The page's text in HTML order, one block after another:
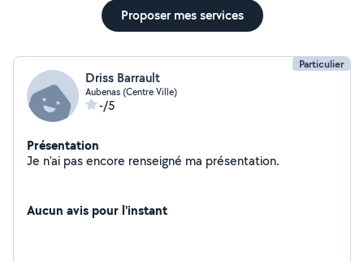
Proposer mes services
Particulier
Driss Barrault
Aubenas (Centre Ville)
-/5
Présentation
Je n'ai pas encore renseigné ma présentation.
Aucun avis pour l'instant